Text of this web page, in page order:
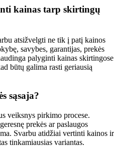
kainas tarp skirtingų
atsižvelgti ne tik į patį kainos
savybes, garantijas, prekės
palyginti kainas skirtingose
būtų galima rasti geriausią
sąsaja?
veiksnys pirkimo procese.
prekės ar paslaugos
Svarbu atidžiai vertinti kainos ir
tinkamiausias variantas.